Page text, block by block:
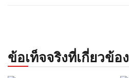
ข้อเท็จจริงที่เกี่ยวข้อง